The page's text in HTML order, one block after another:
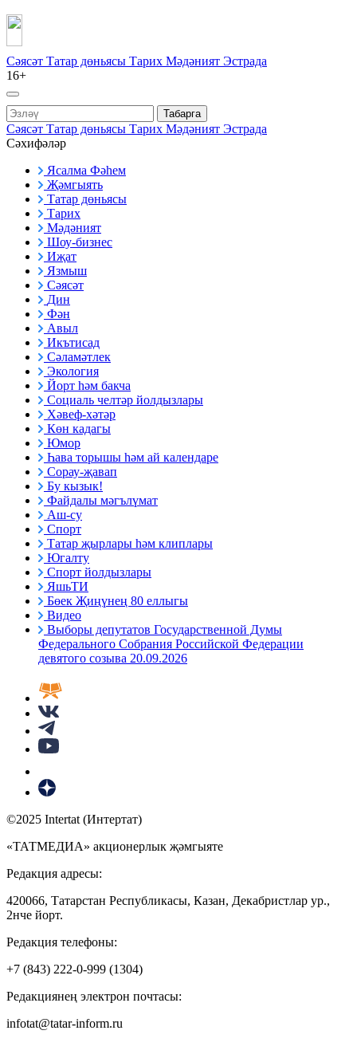
Сәясәт Татар дөньясы Тарих Мәдәният Эстрада
16+
Табарга
Сәясәт Татар дөньясы Тарих Мәдәният Эстрада
Сәхифәләр
Ясалма Фәһем
Җәмгыять
Татар дөньясы
Тарих
Мәдәният
Шоу-бизнес
Иҗат
Язмыш
Сәясәт
Дин
Фән
Авыл
Икътисад
Сәламәтлек
Экология
Йорт һәм бакча
Социаль челтәр йолдызлары
Хәвеф-хәтәр
Көн кадагы
Юмор
Һава торышы һәм ай календаре
Сорау-җавап
Бу кызык!
Файдалы мәгълүмат
Аш-су
Спорт
Татар җырлары һәм клиплары
Югалту
Спорт йолдызлары
ЯшьТИ
Бөек Җиңүнең 80 еллыгы
Видео
Выборы депутатов Государственной Думы
Федерального Собрания Российской Федерации
девятого созыва 20.09.2026
©2025 Intertat (Интертат)
«ТАТМЕДИА» акционерлык җәмгыяте
Редакция адресы:
420066, Татарстан Республикасы, Казан, Декабристлар ур.,
2нче йорт.
Редакция телефоны:
+7 (843) 222-0-999 (1304)
Редакциянең электрон почтасы:
infotat@tatar-inform.ru